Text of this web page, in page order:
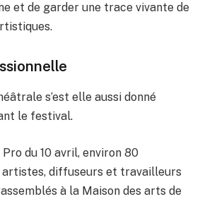
et de garder une trace vivante de
s’est elle aussi donné
le festival.
du 10 avril, environ 80
artistes, diffuseurs et travailleurs
à la Maison des arts de